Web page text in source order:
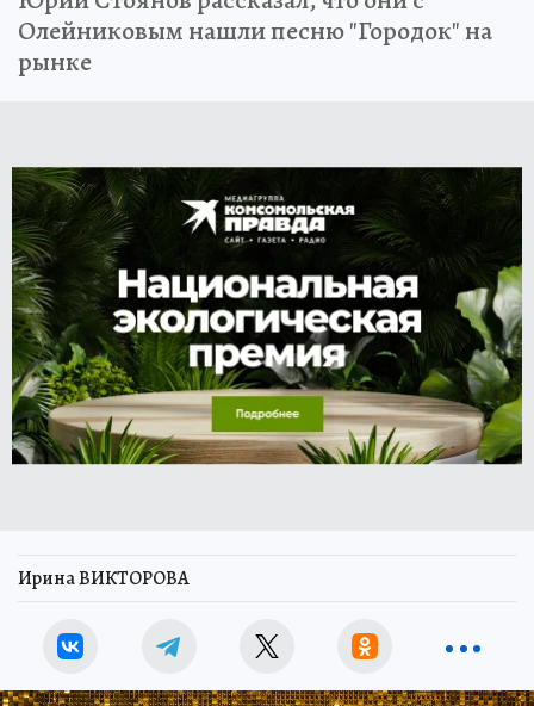
Олейниковым нашли песню "Городок" на
рынке
Ирина ВИКТОРОВА